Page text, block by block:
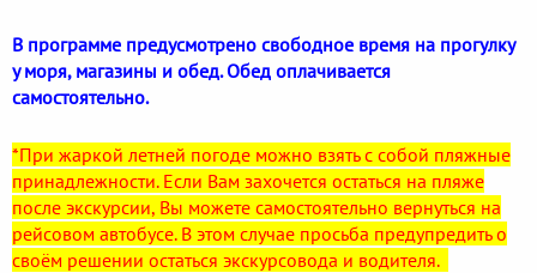
В программе предусмотрено свободное время на прогулку
у моря, магазины и обед. Обед оплачивается
самостоятельно.
*При жаркой летней погоде можно взять с собой пляжные
принадлежности. Если Вам захочется остаться на пляже
после экскурсии, Вы можете самостоятельно вернуться на
рейсовом автобусе. В этом случае просьба предупредить о
своём решении остаться экскурсовода и водителя.